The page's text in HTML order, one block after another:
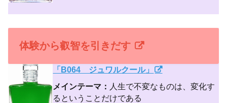
体験から叡智を引きだす
「B064 ジュワルクール」
メインテーマ： 人生で不変なものは、変化す
るということだけである